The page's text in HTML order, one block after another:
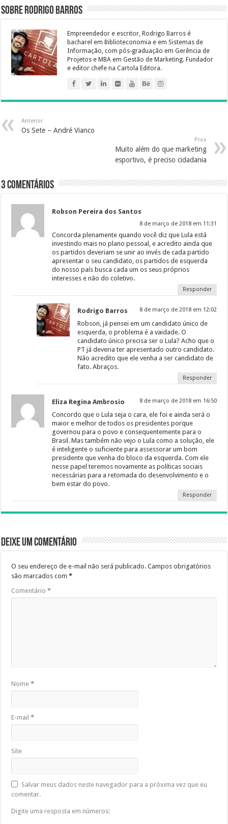
o
k
r
e
s
I
n
p
a
e
g
r
Sobre Rodrigo Barros
Empreendedor e escritor, Rodrigo Barros é
bacharel em Biblioteconomia e em Sistemas de
Informação, com pós-graduação em Gerência de
Projetos e MBA em Gestão de Marketing. Fundador
e editor chefe na Cartola Editora.
Anterior
Os Sete – André Vianco
Prox
Muito além do que marketing
esportivo, é preciso cidadania
3 comentários
Robson Pereira dos Santos
8 de março de 2018 em 11:31
Concorda plenamente quando você diz que Lula está
investindo mais no plano pessoal, e acredito ainda que
os partidos deveriam se unir ao invés de cada partido
apresentar o seu candidato, os partidos de esquerda
do nosso país busca cada um os seus próprios
interesses e não do coletivo.
Responder
Rodrigo Barros 8 de março de 2018 em 12:02
Robson, já pensei em um candidato único de
esquerda, o problema é a vaidade. O
candidato único precisa ser o Lula? Acho que o
PT já deveria ter apresentado outro candidato.
Não acredito que ele venha a ser candidato de
fato. Abraços.
Responder
Eliza Regina Ambrosio 8 de março de 2018 em 16:50
Concordo que o Lula seja o cara, ele foi e ainda será o
maior e melhor de todos os presidentes porque
governou para o povo e consequentemente para o
Brasil. Mas também não vejo o Lula como a solução, ele
é inteligente o suficiente para assessorar um bom
presidente que venha do bloco da esquerda. Com ele
nesse papel teremos novamente as políticas sociais
necessárias para a retomada do desenvolvimento e o
bem estar do povo.
Responder
Deixe um comentário
O seu endereço de e-mail não será publicado. Campos obrigatórios
são marcados com*
Comentário*
Nome*
E-mail*
Site
Salvar meus dados neste navegador para a próxima vez que eu
comentar.
Digite uma resposta em números: